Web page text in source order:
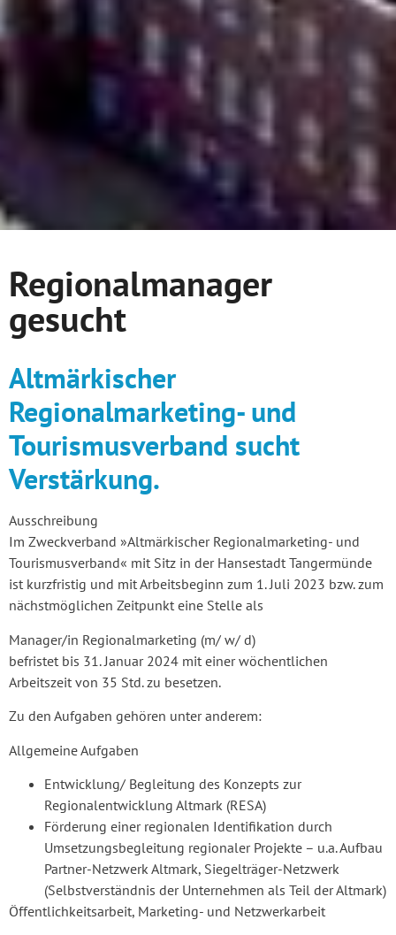
Regionalmanager
gesucht
Altmärkischer
Regionalmarketing- und
Tourismusverband sucht
Verstärkung.
Ausschreibung
Im Zweckverband »Altmärkischer Regionalmarketing- und
Tourismusverband« mit Sitz in der Hansestadt Tangermünde
ist kurzfristig und mit Arbeitsbeginn zum 1. Juli 2023 bzw. zum
nächstmöglichen Zeitpunkt eine Stelle als
Manager/in Regionalmarketing (m/ w/ d)
befristet bis 31. Januar 2024 mit einer wöchentlichen
Arbeitszeit von 35 Std. zu besetzen.
Zu den Aufgaben gehören unter anderem:
Allgemeine Aufgaben
Entwicklung/ Begleitung des Konzepts zur
Regionalentwicklung Altmark (RESA)
Förderung einer regionalen Identifikation durch
Umsetzungsbegleitung regionaler Projekte – u.a. Aufbau
Partner-Netzwerk Altmark, Siegelträger-Netzwerk
(Selbstverständnis der Unternehmen als Teil der Altmark)
Öffentlichkeitsarbeit, Marketing- und Netzwerkarbeit